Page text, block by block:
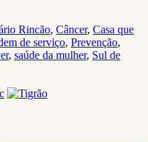
Rincão, Câncer, Casa que
de serviço, Prevenção,
, saúde da mulher, Sul de